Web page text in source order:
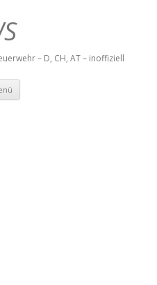
– D, CH, AT – inoffiziell
Springe zum Inhalt